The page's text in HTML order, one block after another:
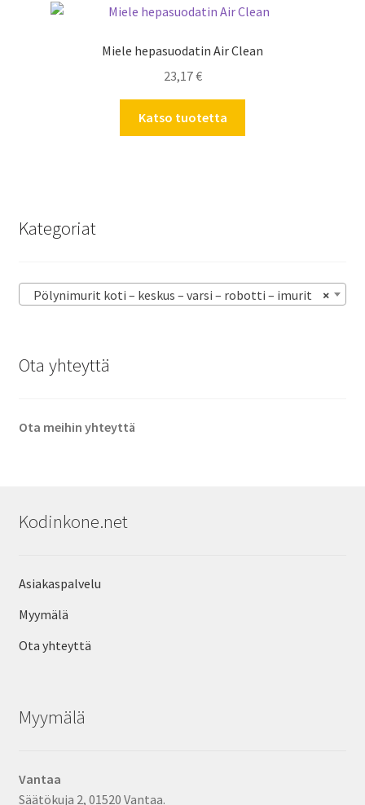
Miele hepasuodatin Air Clean
23,17€
Katso tuotetta
Kategoriat
×
Pölynimurit koti – keskus – varsi – robotti – imurit
Ota yhteyttä
Ota meihin yhteyttä
Kodinkone.net
Asiakaspalvelu
Myymälä
Ota yhteyttä
Myymälä
Vantaa
Säätökuja 2, 01520 Vantaa.